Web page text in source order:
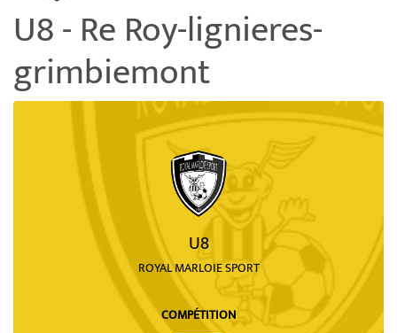
U8 - Re Roy-lignieres-
grimbiemont
U8
ROYAL MARLOIE SPORT
COMPÉTITION